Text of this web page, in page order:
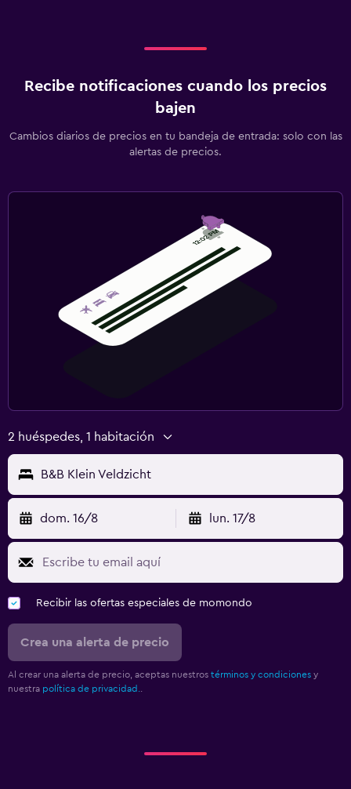
Recibe notificaciones cuando los precios
bajen
Cambios diarios de precios en tu bandeja de entrada: solo con las
alertas de precios.
2 huéspedes, 1 habitación
B&B Klein Veldzicht
dom. 16/8 lun. 17/8
Recibir las ofertas especiales de momondo
Crea una alerta de precio
Al crear una alerta de precio, aceptas nuestros términos y condiciones y
nuestra política de privacidad.